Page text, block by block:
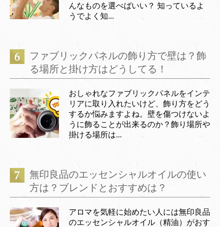
んなものを選べばいい？ 知っているよ
うでよく知...
ファブリックパネルの飾り方で壁は？飾
る場所と掛け方はどうしてる！
おしゃれなファブリックパネルをインテ
リアに取り入れたいけど、飾り方をどう
するか悩みますよね。壁を傷つけないよ
うに飾ることが出来るのか？飾り場所や
掛ける場所は...
無印良品のエッセンシャルオイルの使い
方は？ブレンドとおすすめは？
アロマを気軽に始めたい人には無印良品
のエッセンシャルオイル（精油）がおす